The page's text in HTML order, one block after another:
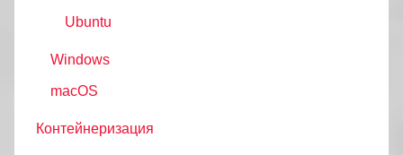
Ubuntu
Windows
macOS
Контейнеризация